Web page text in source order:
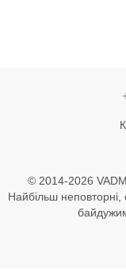
© 2014-2026
Найбільш